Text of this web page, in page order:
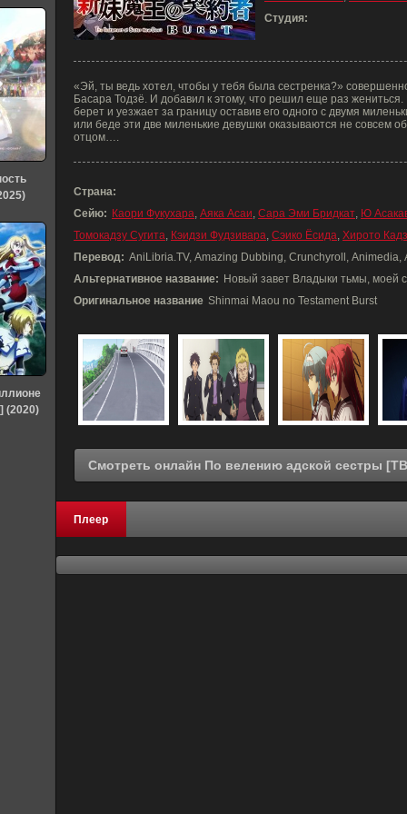
Студия:
«Эй, ты ведь хотел, чтобы у тебя была сестренка?»
Басара Тодзё. И добавил к этому, что решил еще раз жениться.
берет и уезжает за границу оставив его одного с двумя
или беде эти две миленькие девушки оказываются не совсем
отцом….
Страна:
Сейю: Каори Фукухара, Аяка Асаи, Сара Эми Бридкат, Ю
Томокадзу Сугита, Кэидзи Фудзивара, Сэико Ёсида, Хирото
Перевод: AniLibria.TV, Amazing Dubbing, Crunchyroll, Animedia,
Альтернативное название: Новый завет Владыки тьмы, моей
Оригинальное название Shinmai Maou no Testament Burst
Плеер
(2020)